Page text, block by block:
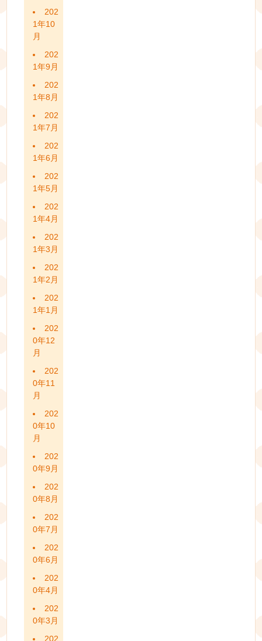
202
1年10
月
202
1年9月
202
1年8月
202
1年7月
202
1年6月
202
1年5月
202
1年4月
202
1年3月
202
1年2月
202
1年1月
202
0年12
月
202
0年11
月
202
0年10
月
202
0年9月
202
0年8月
202
0年7月
202
0年6月
202
0年4月
202
0年3月
202